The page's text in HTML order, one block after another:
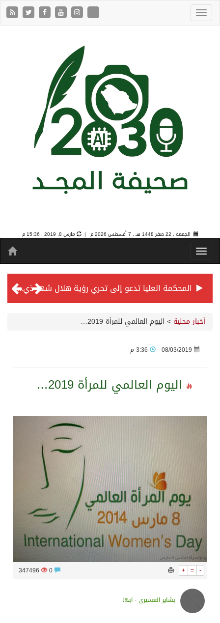
الجمعة , 22 صفر 1448 هـ , 7 أغسطس 2026 م | مارس 8, 2019 , 15:36 م
المحكمة العليا تدعو إلى تحري رؤية هلال شهر ذي الحجة مساء يوم الأحد الثلاثين من شهر ذي القعدة -حسب تقويم أم القرى- التاسع والعشرين حسب قرار المحكمة العليا
سمو ولي العهد يرأس جلسة مجلس الوزراء في جدة
المحكمة العليا غدٍ الخميس هو المكمل لشهر رمضان
أخبار محلية > اليوم العالمي للمرأة 2019…
08/03/2019
اليوم العالمي للمرأة 2019…
+ = -
347496
بشاير العسيري - ابها